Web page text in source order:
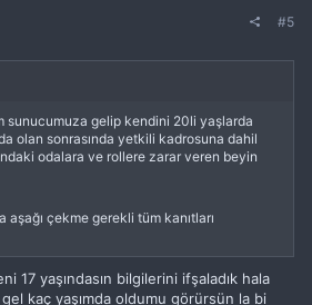
#5
sunucumuza gelip kendini 20li yaşlarda
olan sonrasında yetkili kadrosuna dahil
odalara ve rollere zarar veren beyin
çekme gerekli tüm kanıtları
17 yaşındasın bilgilerini ifşaladık hala
kaç yaşımda oldumu görürsün la bi